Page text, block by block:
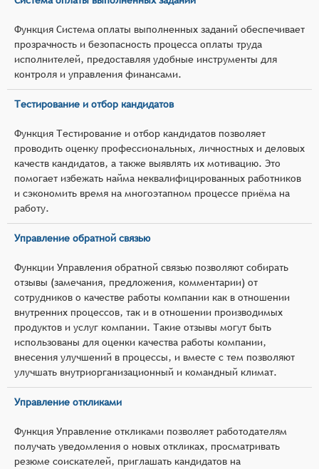
Функция Система оплаты выполненных заданий обеспечивает
прозрачность и безопасность процесса оплаты труда
исполнителей, предоставляя удобные инструменты для
контроля и управления финансами.
Тестирование и отбор кандидатов
Функция Тестирование и отбор кандидатов позволяет
проводить оценку профессиональных, личностных и деловых
качеств кандидатов, а также выявлять их мотивацию. Это
помогает избежать найма неквалифицированных работников
и сэкономить время на многоэтапном процессе приёма на
работу.
Управление обратной связью
Функции Управления обратной связью позволяют собирать
отзывы (замечания, предложения, комментарии) от
сотрудников о качестве работы компании как в отношении
внутренних процессов, так и в отношении производимых
продуктов и услуг компании. Такие отзывы могут быть
использованы для оценки качества работы компании,
внесения улучшений в процессы, и вместе с тем позволяют
улучшать внутриорганизационный и командный климат.
Управление откликами
Функция Управление откликами позволяет работодателям
получать уведомления о новых откликах, просматривать
резюме соискателей, приглашать кандидатов на